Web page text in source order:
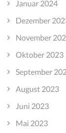
Januar 2024
Dezember
November
Oktober 2023
September
August 2023
Juni 2023
Mai 2023